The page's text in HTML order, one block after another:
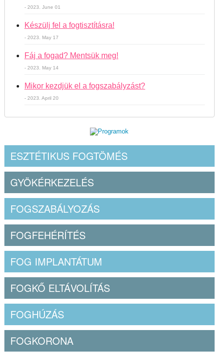
- 2023. June 01
Készülj fel a fogtisztításra!
- 2023. May 17
Fáj a fogad? Mentsük meg!
- 2023. May 14
Mikor kezdjük el a fogszabályzást?
- 2023. April 20
ESZTÉTIKUS FOGTÖMÉS
GYÖKÉRKEZELÉS
FOGSZABÁLYOZÁS
FOGFEHÉRÍTÉS
FOG IMPLANTÁTUM
FOGKŐ ELTÁVOLÍTÁS
FOGHÚZÁS
FOGKORONA